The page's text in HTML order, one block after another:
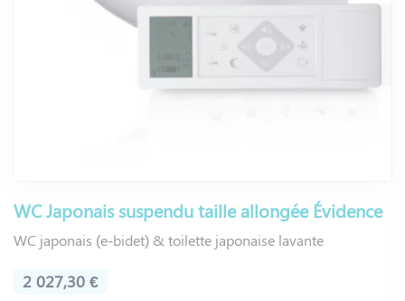
WC Japonais suspendu taille allongée Évidence
WC japonais (e-bidet) & toilette japonaise lavante
2 027,30 €